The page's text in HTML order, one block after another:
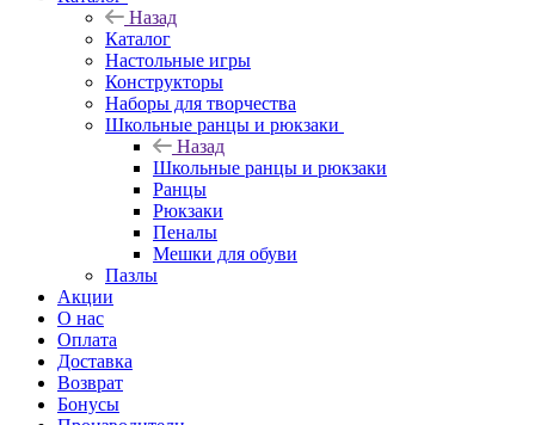
Назад
Каталог
Настольные игры
Конструкторы
Наборы для творчества
Школьные ранцы и рюкзаки
Назад
Школьные ранцы и рюкзаки
Ранцы
Рюкзаки
Пеналы
Мешки для обуви
Пазлы
Акции
О нас
Оплата
Доставка
Возврат
Бонусы